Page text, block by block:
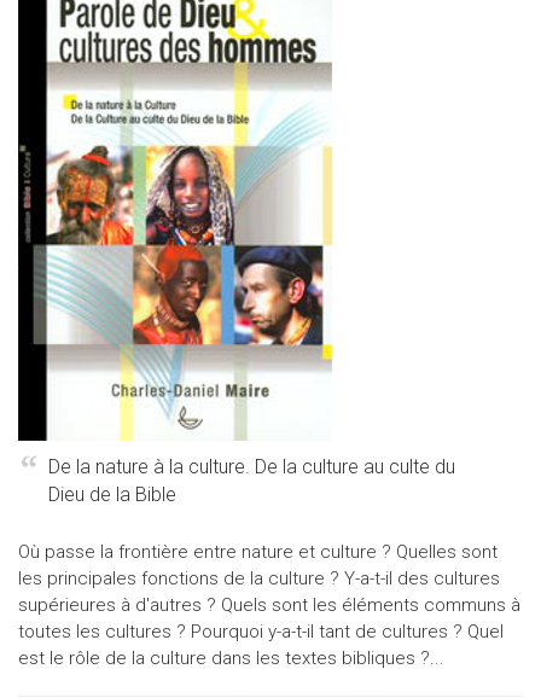
De la nature à la culture. De la culture au culte du
Dieu de la Bible
Où passe la frontière entre nature et culture ? Quelles sont
les principales fonctions de la culture ? Y-a-t-il des cultures
supérieures à d'autres ? Quels sont les éléments communs à
toutes les cultures ? Pourquoi y-a-t-il tant de cultures ? Quel
est le rôle de la culture dans les textes bibliques ?...